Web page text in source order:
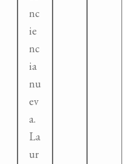
nc
ie
nc
ia
nu
ev
a.
La
ur